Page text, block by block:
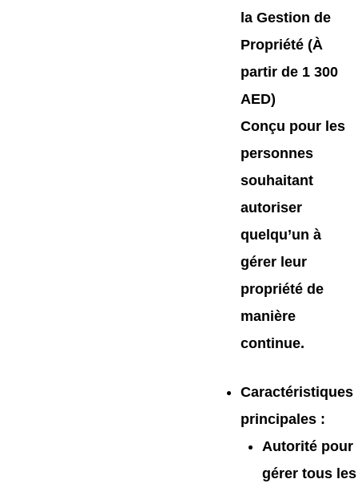
la Gestion de
Propriété (À
partir de 1 300
AED)
Conçu pour les
personnes
souhaitant
autoriser
quelqu’un à
gérer leur
propriété de
manière
continue.
Caractéristiques
principales:
Autorité pour
gérer tous les